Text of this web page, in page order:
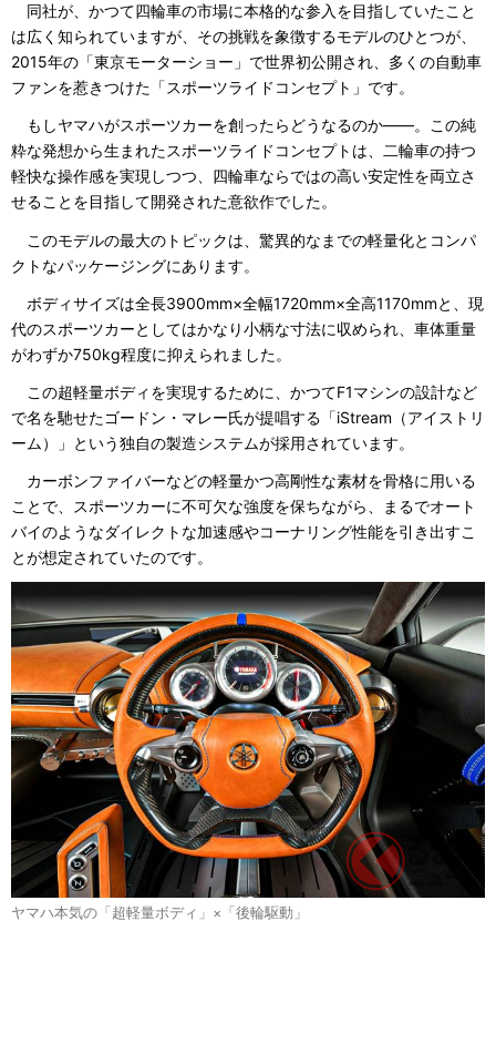
同社が、かつて四輪車の市場に本格的な参入を目指していたこと
は広く知られていますが、その挑戦を象徴するモデルのひとつが、
2015年の「東京モーターショー」で世界初公開され、多くの自動車
ファンを惹きつけた「スポーツライドコンセプト」です。
もしヤマハがスポーツカーを創ったらどうなるのか――。この純
粋な発想から生まれたスポーツライドコンセプトは、二輪車の持つ
軽快な操作感を実現しつつ、四輪車ならではの高い安定性を両立さ
せることを目指して開発された意欲作でした。
このモデルの最大のトピックは、驚異的なまでの軽量化とコンパ
クトなパッケージングにあります。
ボディサイズは全長3900mm×全幅1720mm×全高1170mmと、現
代のスポーツカーとしてはかなり小柄な寸法に収められ、車体重量
がわずか750kg程度に抑えられました。
この超軽量ボディを実現するために、かつてF1マシンの設計など
で名を馳せたゴードン・マレー氏が提唱する「iStream（アイストリ
ーム）」という独自の製造システムが採用されています。
カーボンファイバーなどの軽量かつ高剛性な素材を骨格に用いる
ことで、スポーツカーに不可欠な強度を保ちながら、まるでオート
バイのようなダイレクトな加速感やコーナリング性能を引き出すこ
とが想定されていたのです。
ヤマハ本気の「超軽量ボディ」×「後輪駆動」